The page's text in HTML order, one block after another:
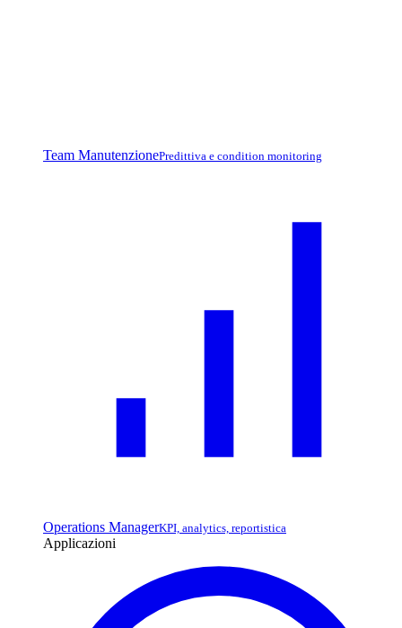
Team ManutenzionePredittiva e condition monitoring
Operations ManagerKPI, analytics, reportistica
Applicazioni